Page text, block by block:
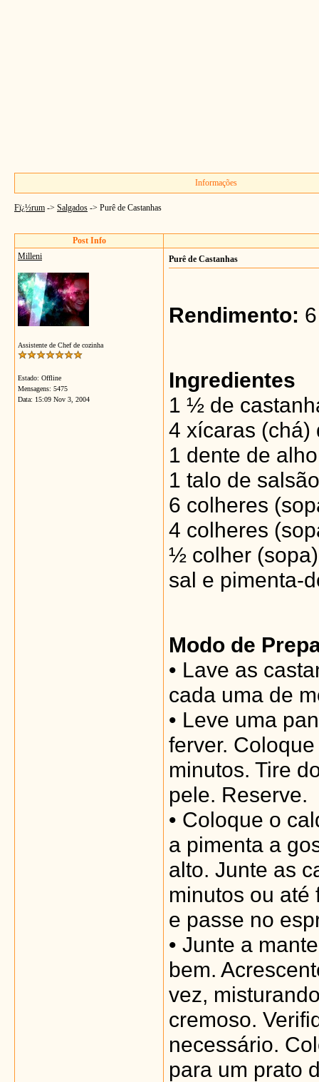
Informações
Fï¿½rum -> Salgados -> Purê de Castanhas
Post Info
Milleni
Assistente de Chef de cozinha
Estado: Offline
Mensagens: 5475
Data: 15:09 Nov 3, 2004
Purê de Castanhas
Rendimento:
Ingredientes
1 ½ de
4 xícaras (chá)
1 dente de alho
1 talo de salsão
6 colheres
4 colheres
½ colher
sal e pimenta-
Modo de
• Lave as
cada uma de
• Leve uma
ferver.
minutos. Tire
pele. Reserve.
• Coloque o
a pimenta a
alto. Junte as
minutos ou até
e passe no
• Junte a
bem.
vez,
cremoso.
necessário.
para um prato